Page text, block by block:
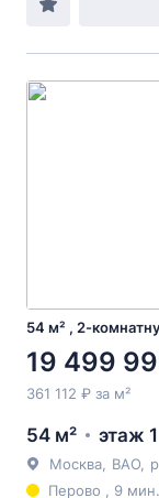
54 м² , 2-
19 499
361 112 ₽ за м²
54 м² этаж 1
Москва ВАО
Перово , 9